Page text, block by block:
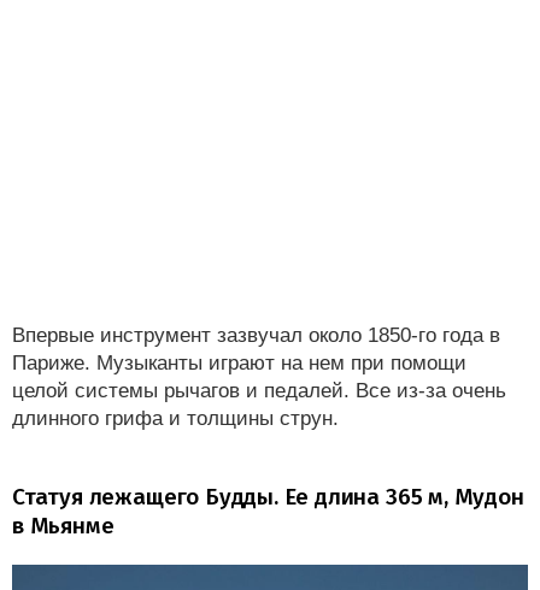
Впервые инструмент зазвучал около 1850-го года в
Париже. Музыканты играют на нем при помощи
целой системы рычагов и педалей. Все из-за очень
длинного грифа и толщины струн.
Статуя лежащего Будды. Ее длина 365 м, Мудон
в Мьянме